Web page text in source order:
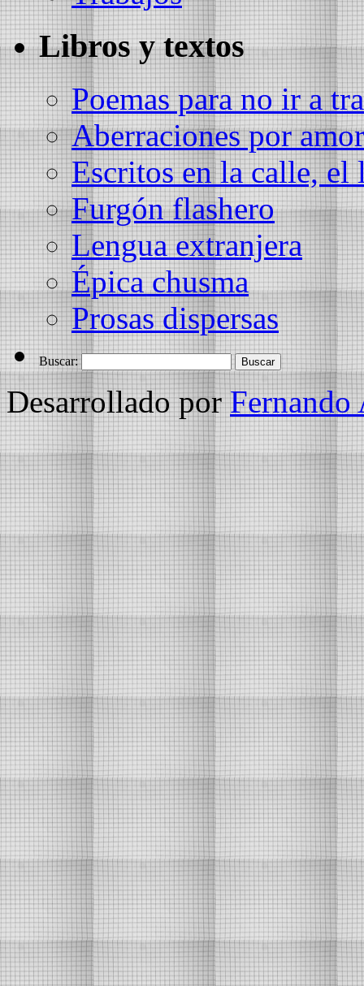
Libros y textos
Poemas para no ir a
Aberraciones por amor
Escritos en la calle, el
Furgón flashero
Lengua extranjera
Épica chusma
Prosas dispersas
Buscar:
Desarrollado porFernando